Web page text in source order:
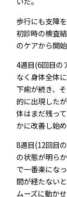
歩行にも支障
初診時の検査
のケアから開始
4週目(6回目の
なく身体全体
下痢が続き、
的に出現した
体はまだ残っ
かに改善し始め
8週目(12回目
の状態が明ら
で一番楽にな
間が経たない
ムーズに動か